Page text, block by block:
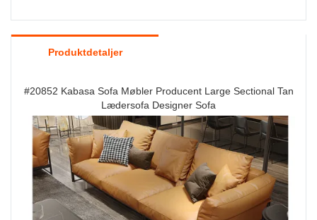
Produktdetaljer
#20852 Kabasa Sofa Møbler Producent Large Sectional Tan
Lædersofa Designer Sofa